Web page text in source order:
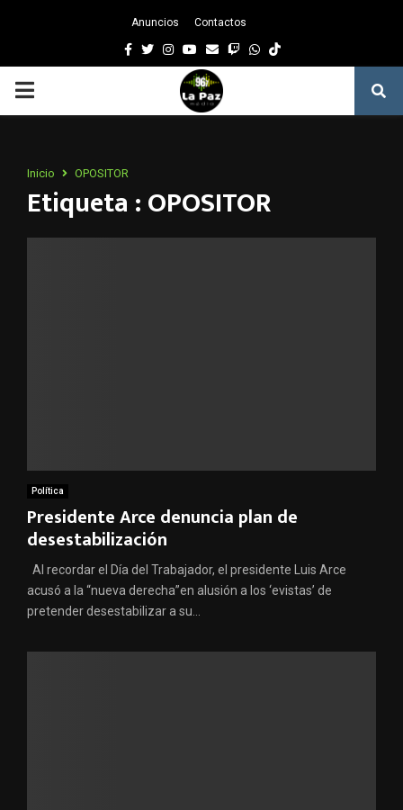
Anuncios Contactos
Facebook
TwitterInstagram
Youtube
EmailTwitchWhatsapp
PRIMARY
Inicio OPOSITOR
Etiqueta : OPOSITOR
Política
Presidente Arce denuncia plan de
desestabilización
Al recordar el Día del Trabajador, el presidente Luis Arce
acusó a la “nueva derecha”en alusión a los ‘evistas’ de
pretender desestabilizar a su...